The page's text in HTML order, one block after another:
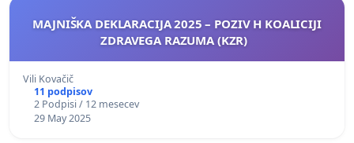
MAJNIŠKA DEKLARACIJA 2025 – POZIV H KOALICIJI
ZDRAVEGA RAZUMA (KZR)
Vili Kovačič
11 podpisov
2 Podpisi / 12 mesecev
29 May 2025